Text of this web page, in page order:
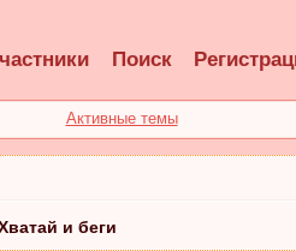
Поиск
Активные темы
и беги